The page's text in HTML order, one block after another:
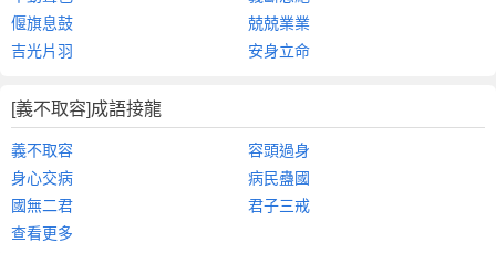
偃旗息鼓
兢兢業業
吉光片羽
安身立命
[義不取容]成語接龍
義不取容
容頭過身
身心交病
病民蠱國
國無二君
君子三戒
查看更多